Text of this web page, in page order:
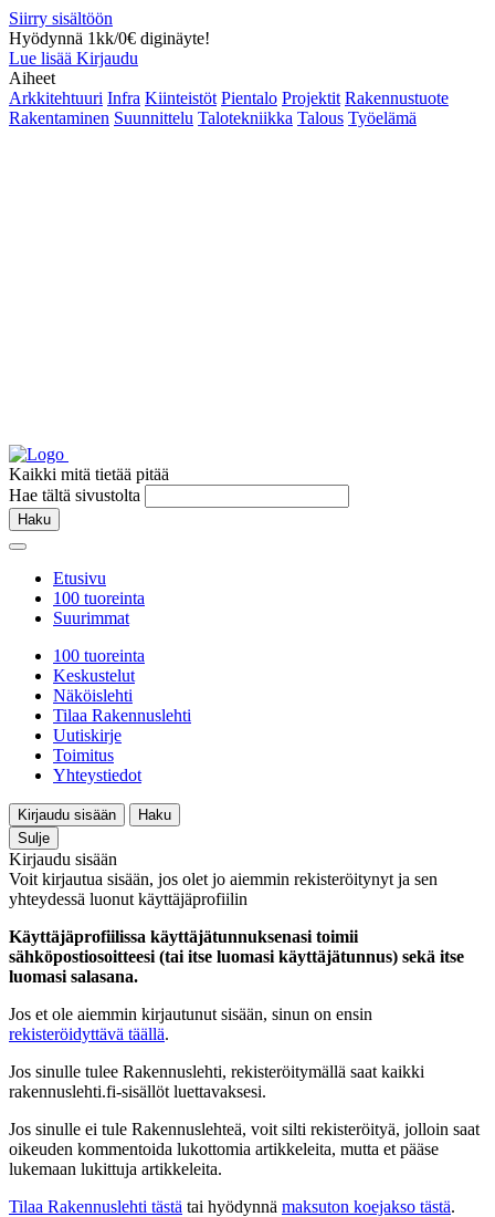
Siirry sisältöön
Hyödynnä 1kk/0€ diginäyte!
Lue lisää Kirjaudu
Aiheet
Arkkitehtuuri Infra Kiinteistöt Pientalo Projektit Rakennustuote
Rakentaminen Suunnittelu Talotekniikka Talous Työelämä
Kaikki mitä tietää pitää
Hae tältä sivustolta
Haku
Etusivu
100 tuoreinta
Suurimmat
100 tuoreinta
Keskustelut
Näköislehti
Tilaa Rakennuslehti
Uutiskirje
Toimitus
Yhteystiedot
Kirjaudu sisään
Haku
Sulje
Kirjaudu sisään
Voit kirjautua sisään, jos olet jo aiemmin rekisteröitynyt ja sen
yhteydessä luonut käyttäjäprofiilin
Käyttäjäprofiilissa käyttäjätunnuksenasi toimii
sähköpostiosoitteesi (tai itse luomasi käyttäjätunnus) sekä itse
luomasi salasana.
Jos et ole aiemmin kirjautunut sisään, sinun on ensin
rekisteröidyttävä täällä.
Jos sinulle tulee Rakennuslehti, rekisteröitymällä saat kaikki
rakennuslehti.fi-sisällöt luettavaksesi.
Jos sinulle ei tule Rakennuslehteä, voit silti rekisteröityä, jolloin saat
oikeuden kommentoida lukottomia artikkeleita, mutta et pääse
lukemaan lukittuja artikkeleita.
Tilaa Rakennuslehti tästä tai hyödynnä maksuton koejakso tästä.